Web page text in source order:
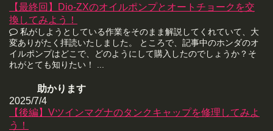
【最終回】Dio-ZXのオイルポンプとオートチョークを交
換してみよう！
私がしようとしている作業をそのまま解説してくれていて、大
変ありがたく拝読いたしました。 ところで、記事中のホンダのオ
イルポンプはどこで、どのようにして購入したのでしょうか？そ
れがとても知りたい！ ...
助かります
2025/7/4
【後編】Vツインマグナのタンクキャップを修理してみよ
う！